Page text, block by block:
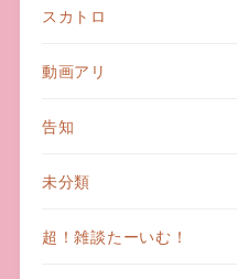
スカトロ
動画アリ
告知
未分類
超！雑談たーいむ！